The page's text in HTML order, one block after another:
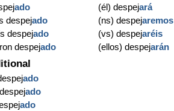
ado
despejado
despejado
despejado
(él) despejará
(ns) despejaremos
(vs) despejaréis
(ellos) despejarán
ado
ado
ado